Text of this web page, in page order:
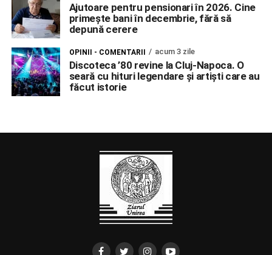
Ajutoare pentru pensionari în 2026. Cine
primește bani în decembrie, fără să
depună cerere
OPINII - COMENTARII acum 3 zile
Discoteca ’80 revine la Cluj-Napoca. O
seară cu hituri legendare și artiști care au
făcut istorie